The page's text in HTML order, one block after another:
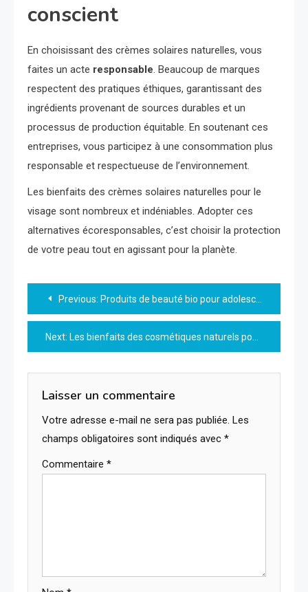
conscient
En choisissant des crèmes solaires naturelles, vous
faites un acte responsable. Beaucoup de marques
respectent des pratiques éthiques, garantissant des
ingrédients provenant de sources durables et un
processus de production équitable. En soutenant ces
entreprises, vous participez à une consommation plus
responsable et respectueuse de l’environnement.
Les bienfaits des crèmes solaires naturelles pour le
visage sont nombreux et indéniables. Adopter ces
alternatives écoresponsables, c’est choisir la protection
de votre peau tout en agissant pour la planète.
Navigation
de
l’article
Previous: Produits de beauté bio pour adolescents : guide des meilleures options
Next: Les bienfaits des cosmétiques naturels pour enfants
Laisser un commentaire
Votre adresse e-mail ne sera pas publiée. Les
champs obligatoires sont indiqués avec *
Commentaire *